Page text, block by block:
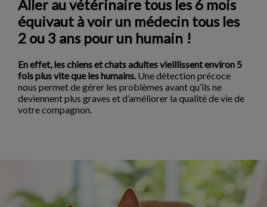
Aller au vétérinaire tous les 6 mois
équivaut à voir un médecin tous les
2 ou 3 ans pour un humain !
En effet, les chiens et chats adultes vieillissent environ 5
fois plus vite que les humains. Une détection précoce
nous permet de gérer les problèmes avant qu’ils ne
deviennent plus graves et d’améliorer la qualité de vie de
votre compagnon.